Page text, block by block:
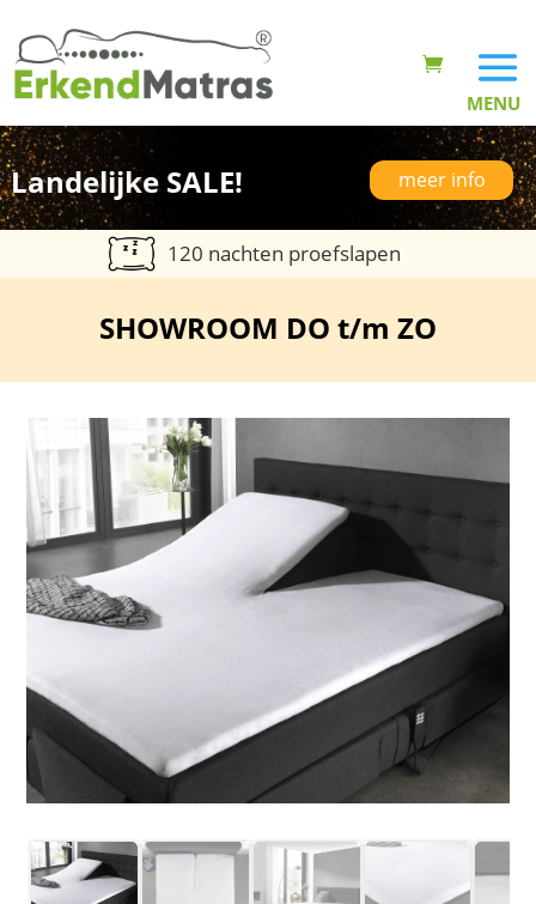
Landelijke SALE! meer info
120 nachten proefslapen
SHOWROOM DO t/m ZO